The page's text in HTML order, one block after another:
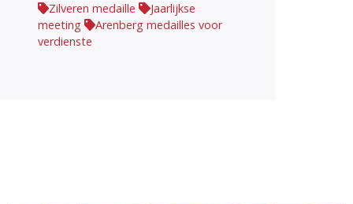
Zilveren medaille
Jaarlijkse
meeting
Arenberg medailles voor
verdienste